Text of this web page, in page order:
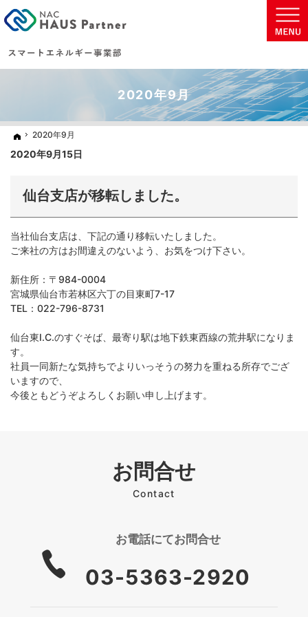
2020年9月
ホーム
2020年9月
2020年9月15日
仙台支店が移転しました。
当社仙台支店は、下記の通り移転いたしました。
ご来社の方はお間違えのないよう、お気をつけ下さい。
新住所：〒984-0004
宮城県仙台市若林区六丁の目東町7-17
TEL：022-796-8731
仙台東I.C.のすぐそば、最寄り駅は地下鉄東西線の荒井駅になりま
す。
社員一同新たな気持ちでよりいっそうの努力を重ねる所存でござ
いますので、
今後ともどうぞよろしくお願い申し上げます。
ホーム
2020年9月
お問合せ
Contact
お電話にてお問合せ
03-5363-2920